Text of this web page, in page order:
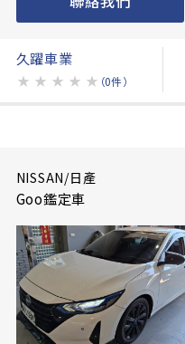
久躍車業
★ ★ ★ ★ ★ （0件）
NISSAN/日產
Goo鑑定車